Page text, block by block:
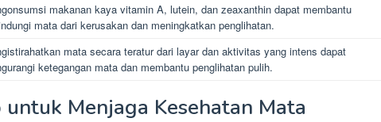
makanan kaya vitamin A, lutein, dan zeaxanthin dapat membantu
mata dari kerusakan dan meningkatkan penglihatan.
mata secara teratur dari layar dan aktivitas yang intens dapat
ketegangan mata dan membantu penglihatan pulih.
Menjaga Kesehatan Mata